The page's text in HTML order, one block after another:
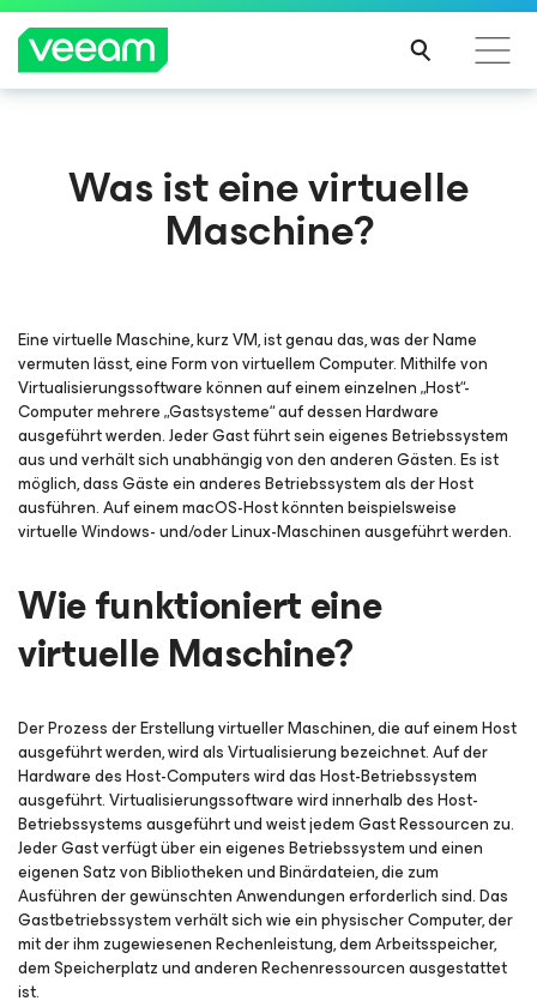
Update von CrowdStrike betroffen sind
Was ist eine virtuelle
Maschine?
Eine virtuelle Maschine, kurz VM, ist genau das, was der Name
vermuten lässt, eine Form von virtuellem Computer. Mithilfe von
Virtualisierungssoftware können auf einem einzelnen „Host“-
Computer mehrere „Gastsysteme“ auf dessen Hardware
ausgeführt werden. Jeder Gast führt sein eigenes Betriebssystem
aus und verhält sich unabhängig von den anderen Gästen. Es ist
möglich, dass Gäste ein anderes Betriebssystem als der Host
ausführen. Auf einem macOS-Host könnten beispielsweise
virtuelle Windows- und/oder Linux-Maschinen ausgeführt werden.
Wie funktioniert eine
virtuelle Maschine?
Der Prozess der Erstellung virtueller Maschinen, die auf einem Host
ausgeführt werden, wird als Virtualisierung bezeichnet. Auf der
Hardware des Host-Computers wird das Host-Betriebssystem
ausgeführt. Virtualisierungssoftware wird innerhalb des Host-
Betriebssystems ausgeführt und weist jedem Gast Ressourcen zu.
Jeder Gast verfügt über ein eigenes Betriebssystem und einen
eigenen Satz von Bibliotheken und Binärdateien, die zum
Ausführen der gewünschten Anwendungen erforderlich sind. Das
Gastbetriebssystem verhält sich wie ein physischer Computer, der
mit der ihm zugewiesenen Rechenleistung, dem Arbeitsspeicher,
dem Speicherplatz und anderen Rechenressourcen ausgestattet
ist.